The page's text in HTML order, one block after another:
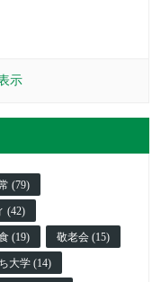
示
(79)
(42)
(19) 敬老会 (15)
大学 (14)